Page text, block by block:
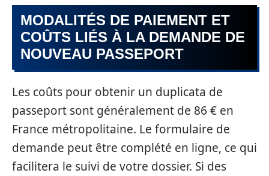
MODALITÉS DE PAIEMENT ET
COÛTS LIÉS À LA DEMANDE DE
NOUVEAU PASSEPORT
Les coûts pour obtenir un duplicata de
passeport sont généralement de 86 € en
France métropolitaine. Le formulaire de
demande peut être complété en ligne, ce qui
facilitera le suivi de votre dossier. Si des